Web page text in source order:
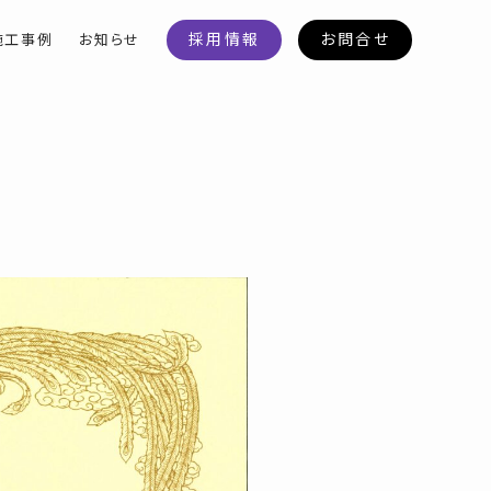
工事例 お知らせ 採用情報 お問合せ